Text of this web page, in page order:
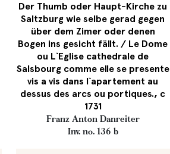
Der Thumb oder Haupt-Kirche zu
Saltzburg wie selbe gerad gegen
über dem Zimer oder denen
Bogen ins gesicht fällt. / Le Dome
ou L`Eglise cathedrale de
Salsbourg comme elle se presente
vis a vis dans l`apartement au
dessus des arcs ou portiques., c
1731
Franz Anton Danreiter
Inv. no. 136 b